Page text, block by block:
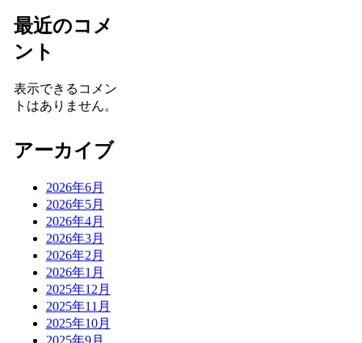
最近のコメ
ント
表示できるコメン
トはありません。
アーカイブ
2026年6月
2026年5月
2026年4月
2026年3月
2026年2月
2026年1月
2025年12月
2025年11月
2025年10月